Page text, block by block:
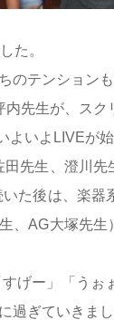
た。
のテンションも
先生が、ス
いよLIVEが始
先生、澄川
た後は、楽
、AG大塚先
げー」「うぉ
過ぎていきまし